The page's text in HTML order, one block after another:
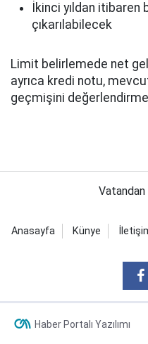
İkinci yıldan itibaren
çıkarılabilecek
Limit belirlemede net
ayrıca kredi notu,
geçmişini
Anasayfa Künye
Haber Portalı Yazılımı